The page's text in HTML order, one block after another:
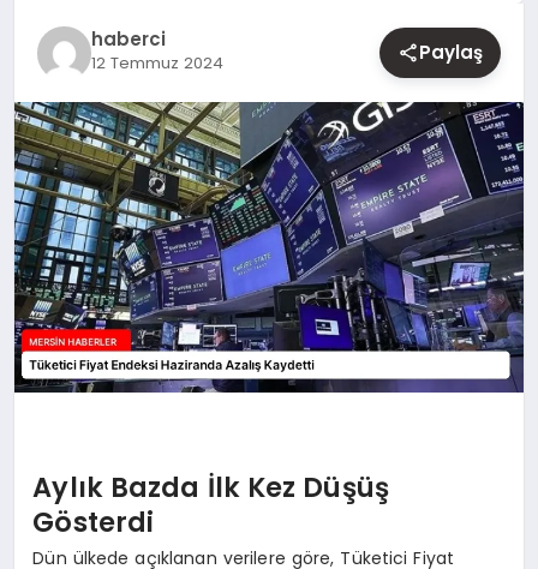
haberci
12 Temmuz 2024 Paylaş
Aylık Bazda İlk Kez Düşüş
Gösterdi
Dün ülkede açıklanan verilere göre, Tüketici Fiyat